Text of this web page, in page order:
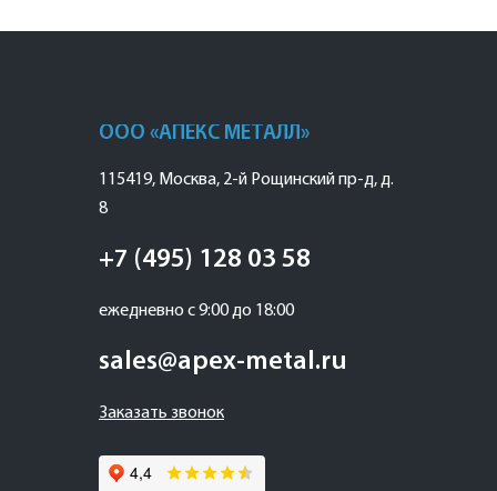
ООО «АПЕКС МЕТАЛЛ»
115419, Москва, 2-й Рощинский пр-д, д.
8
+7 (495) 128 03 58
ежедневно с 9:00 до 18:00
sales@apex-metal.ru
Заказать звонок